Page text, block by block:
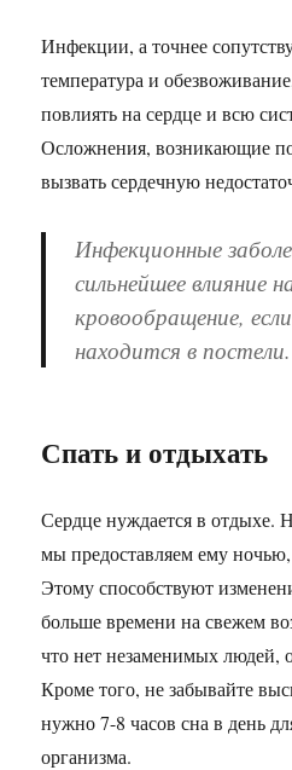
Инфекции, а точнее
температура и
повлиять на сердце и всю
Осложнения, возникающие
вызвать сердечную
Инфекционные
сильнейшее влияние
кровообращение,
находится в постели.
Спать и отдыхать
Сердце нуждается в отдыхе.
мы предоставляем ему
Этому способствуют
больше времени на свежем
что нет незаменимых людей,
Кроме того, не забывайте
нужно 7-8 часов сна в день
организма.